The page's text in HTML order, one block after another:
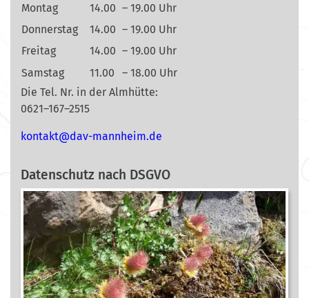
Montag 14.00 – 19.00 Uhr
Donnerstag
14.00 – 19.00 Uhr
Freitag
14.00 – 19.00 Uhr
Samstag
11.00
– 18.00 Uhr
Die Tel. Nr. in der Almhütte:
0621–167–2515
ed.mi
ehnna
m-vad
@tkat
nok
Datenschutz nach DSGVO